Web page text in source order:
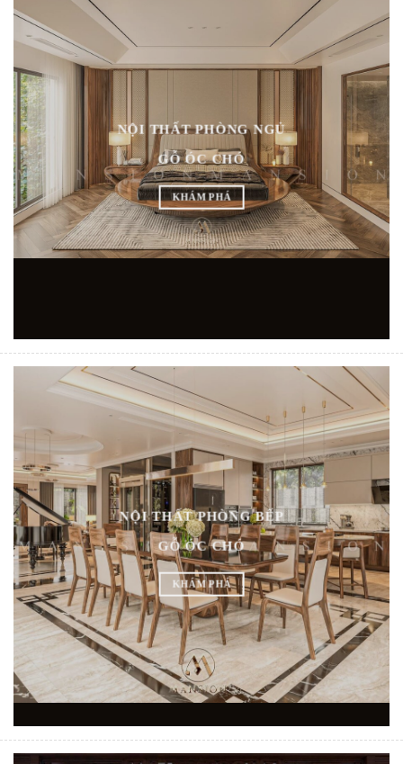
NỘI THẤT PHÒNG NGỦ
GỖ ÓC CHÓ
KHÁM PHÁ
NỘI THẤT PHÒNG BẾP
GỖ ÓC CHÓ
KHÁM PHÁ